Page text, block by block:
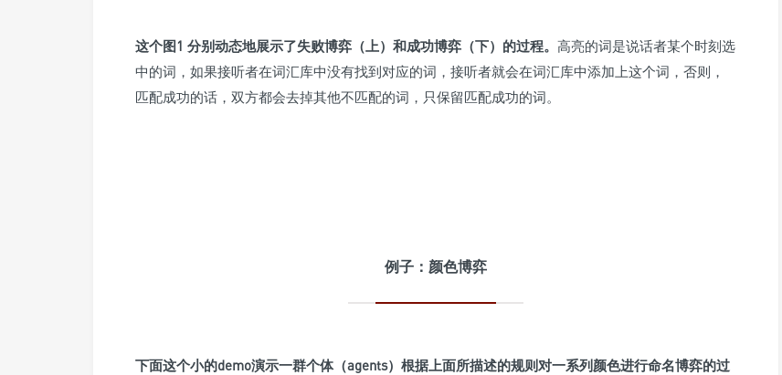
这个图1 分别动态地展示了失败博弈（上）和成功博弈（下）的过程。 高亮的词是说话者某个时刻选
中的词，如果接听者在词汇库中没有找到对应的词，接听者就会在词汇库中添加上这个词，否则，
匹配成功的话，双方都会去掉其他不匹配的词，只保留匹配成功的词。
例子：颜色博弈
下面这个小的demo演示一群个体（agents）根据上面所描述的规则对一系列颜色进行命名博弈的过